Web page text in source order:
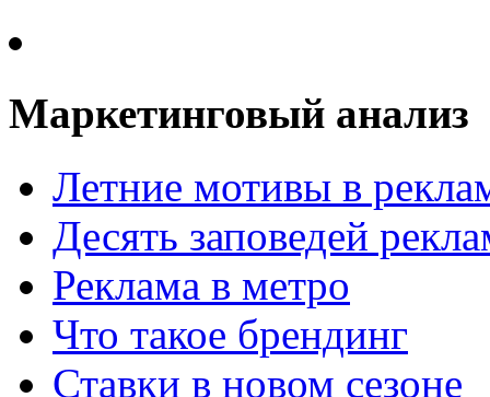
Маркетинговый анализ
Летние мотивы в
Десять заповедей
Реклама в метро
Что такое брендинг
Ставки в новом сезоне